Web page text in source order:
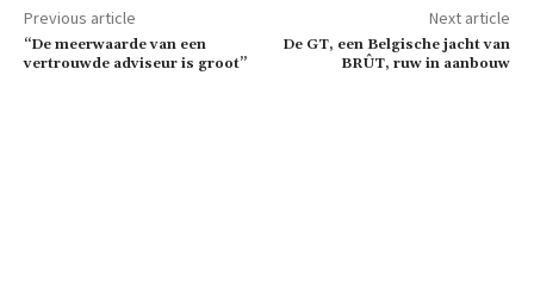
Previous article
“De meerwaarde van een
vertrouwde adviseur is groot”
Next article
De GT, een Belgische jacht van
BRÛT, ruw in aanbouw